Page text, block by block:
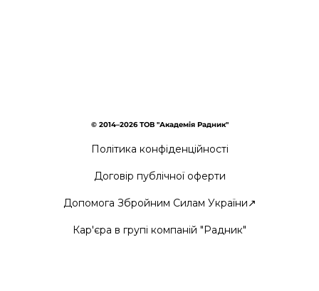
© 2014–2026 ТОВ "Академія Радник"
Політика конфіденційності
Договір публічної оферти
Допомога Збройним Силам України↗
Кар'єра в групі компаній "Радник"